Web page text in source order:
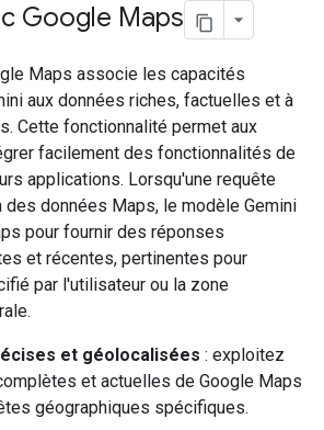
Google Maps
Maps associe les capacités
aux données riches, factuelles et à
Cette fonctionnalité permet aux
facilement des fonctionnalités de
applications. Lorsqu'une requête
données Maps, le modèle Gemini
pour fournir des réponses
et récentes, pertinentes pour
par l'utilisateur ou la zone
et géolocalisées : exploitez
et actuelles de Google Maps
géographiques spécifiques.